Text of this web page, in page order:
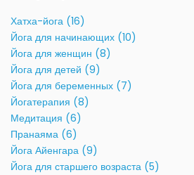
Хатха-йога (16)
Йога для начинающих (10)
Йога для женщин (8)
Йога для детей (9)
Йога для беременных (7)
Йогатерапия (8)
Медитация (6)
Пранаяма (6)
Йога Айенгара (9)
Йога для старшего возраста (5)